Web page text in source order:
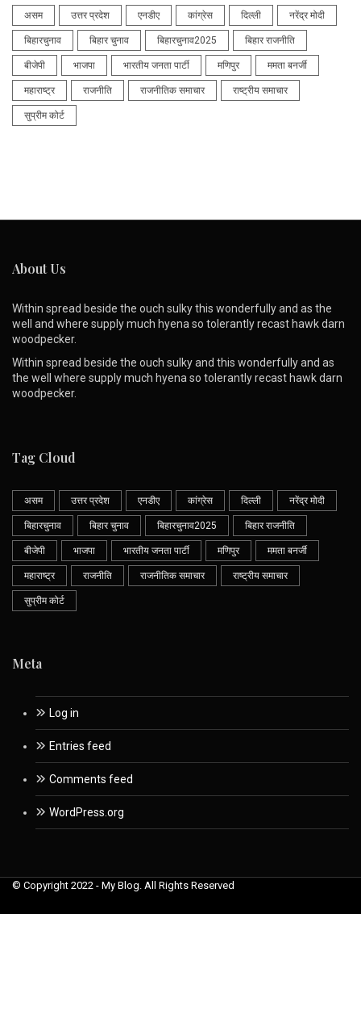
असम उत्तर प्रदेश एनडीए कांग्रेस दिल्ली नरेंद्र मोदी
बिहारचुनाव बिहार चुनाव बिहारचुनाव2025 बिहार राजनीति
बीजेपी भाजपा भारतीय जनता पार्टी मणिपुर ममता बनर्जी
महाराष्ट्र राजनीति राजनीतिक समाचार राष्ट्रीय समाचार
सुप्रीम कोर्ट
About Us
Within spread beside the ouch sulky this wonderfully and as the
well and where supply much hyena so tolerantly recast hawk darn
woodpecker.
Within spread beside the ouch sulky and this wonderfully and as
the well where supply much hyena so tolerantly recast hawk darn
woodpecker.
Tag Cloud
असम उत्तर प्रदेश एनडीए कांग्रेस दिल्ली नरेंद्र मोदी
बिहारचुनाव बिहार चुनाव बिहारचुनाव2025 बिहार राजनीति
बीजेपी भाजपा भारतीय जनता पार्टी मणिपुर ममता बनर्जी
महाराष्ट्र राजनीति राजनीतिक समाचार राष्ट्रीय समाचार
सुप्रीम कोर्ट
Meta
Log in
Entries feed
Comments feed
WordPress.org
© Copyright 2022 - My Blog. All Rights Reserved